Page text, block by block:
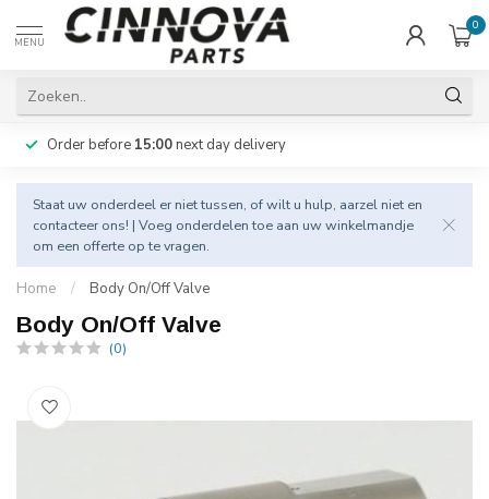
MENU
0
Order before 15:00next day delivery
Staat uw onderdeel er niet tussen, of wilt u hulp, aarzel niet en
contacteer ons! | Voeg onderdelen toe aan uw winkelmandje
om een offerte op te vragen.
Home / Body On/Off Valve
Body On/Off Valve
(0)